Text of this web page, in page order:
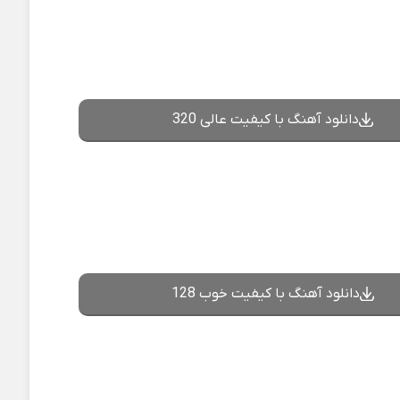
دانلود آهنگ با کیفیت عالی 320
دانلود آهنگ با کیفیت خوب 128